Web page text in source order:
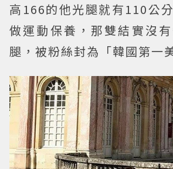
高166的他光腿就有110公
做運動保養，那雙結實沒
腿，被粉絲封為「韓國第一